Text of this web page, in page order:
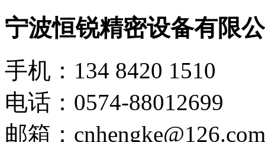
宁波恒锐精密设备有限
手机：134 8420 1510
电话：0574-88012699
邮箱：cnhengke@126.com